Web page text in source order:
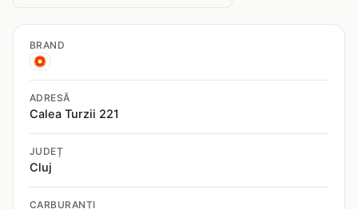
BRAND
ADRESĂ
Calea Turzii 221
JUDEȚ
Cluj
CARBURANȚI